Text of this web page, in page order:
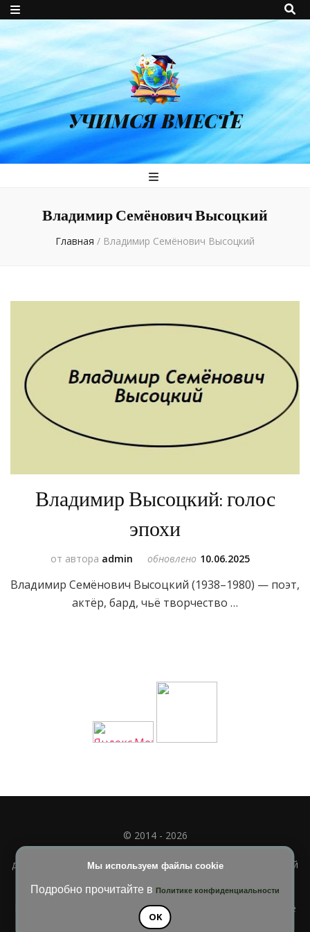
УЧИМСЯ ВМЕСТЕ
Владимир Семёнович Высоцкий
Главная / Владимир Семёнович Высоцкий
Владимир Высоцкий: голос
эпохи
от автора admin обновлено 10.06.2025
Владимир Семёнович Высоцкий (1938–1980) — поэт,
актёр, бард, чьё творчество …
Мы используем файлы cookie
Подробно прочитайте в Политике конфиденциальности
OK
© 2014 - 2026
Полное или частичное использование материала
допускается только при наличии активной и индексируемой
Blossom Diva | РазработанаТемы Blossom
. На платформе
WordPress